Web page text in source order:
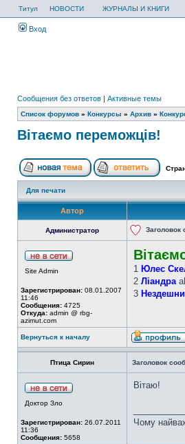
Титул НОВОСТИ ЖУРНАЛЫ И КНИГИ
Вход
Сообщения без ответов | Активные темы
Список форумов » Конкурсы » Архив »
Вітаємо переможців!
Для печати
Автор
Администратор Заголовок
Site Admin
Зарегистрирован: 08.01.2007
11:46
Сообщения: 4725
Откуда: admin @ rbg-
azimut.com
1 Юлес
2 Ліандра
3
Вернуться к началу
Птица Сирин Заголовок
Доктор Зло
Зарегистрирован: 26.07.2011
11:36
Сообщения: 5658
Вітаю!
Чому